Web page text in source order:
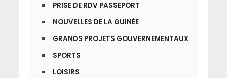
PRISE DE RDV PASSEPORT
NOUVELLES DE LA GUINÉE
GRANDS PROJETS GOUVERNEMENTAUX
SPORTS
LOISIRS